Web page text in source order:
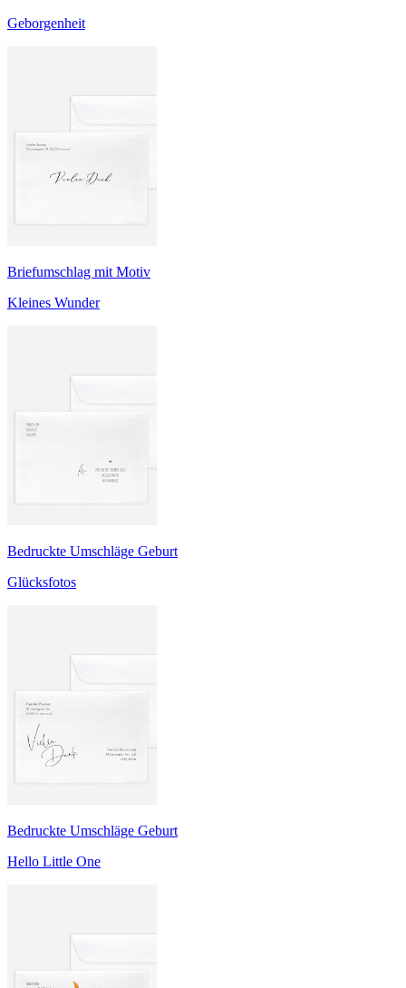
Geborgenheit
Briefumschlag mit Motiv
Kleines Wunder
Bedruckte Umschläge Geburt
Glücksfotos
Bedruckte Umschläge Geburt
Hello Little One